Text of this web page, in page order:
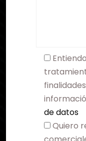
de datos
Quiero